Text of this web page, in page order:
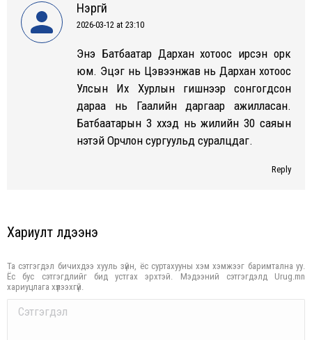
Нэргүй
says:
2026-03-12 at 23:10
Энэ Батбаатар Дархан хотоос ирсэн орк
юм. Эцэг нь Цэвээнжав нь Дархан хотоос
Улсын Их Хурлын гишүүнээр сонгогдсон
дараа нь Гаалийн даргаар ажилласан.
Батбаатарын 3 хүүхэд нь жилийн 30 саяын
үнэтэй Орчлон сургуульд суралцдаг.
Reply
Хариулт үлдээнэ үү
Та сэтгэгдэл бичихдээ хууль зүйн, ёс суртахууны хэм хэмжээг баримтална уу.
Ёс бус сэтгэгдлийг бид устгах эрхтэй. Мэдээний сэтгэгдэлд Urug.mn
хариуцлага хүлээхгүй.
Comment